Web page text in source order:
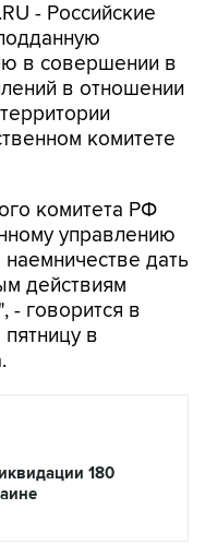
- Российские
в совершении в
в отношении
комитете
комитета РФ
управлению
дать
действиям
- говорится в
в
180